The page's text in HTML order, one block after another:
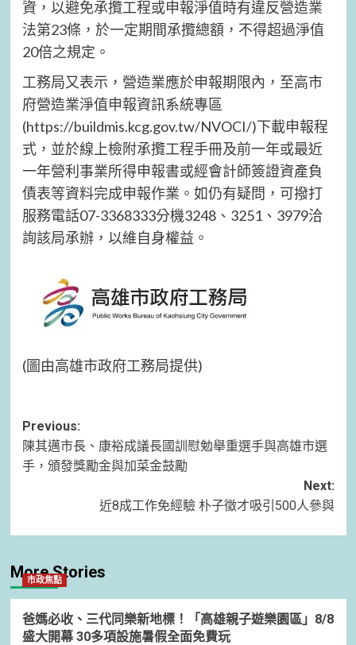
資，以避免承攬工程或申報淨值時有違反營造業
法第23條，於一定期間承攬總額，不得超過淨值
20倍之規定。
工務局又表示，營造業應於申報期限內，至高市
府營造業淨值申報資訊系統專區
(https://buildmis.kcg.gov.tw/NVOCI/)下載申報程
式，並於線上檢附承攬工程手冊及前一年或最近
一年營利事業所得申報書或經會計師簽證資產負
債表等資料完成申報作業。如仍有疑問，可撥打
服務電話07-3368333分機3248、3251、3979洽
詢該局承辦，以維自身權益。
(圖由高雄市政府工務局提供)
Post
navigation
Previous:
陳其邁市長、康裕成議長國訓慰勉舉重選手與高雄市選
手，頒發獎勵金與加菜金鼓勵
Next:
近8成工作免經驗 朴子徵才吸引500人參與
More Stories
市政焦點
爸媽必收、三代同樂新地標！「高雄親子遊樂園區」8/8
盛大開幕 30多項設施暑假全面免費玩